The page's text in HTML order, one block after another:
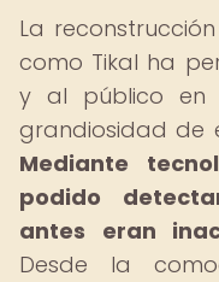
La
como Tikal ha
y al público en
grandiosidad de
Mediante
podido
antes eran
Desde la